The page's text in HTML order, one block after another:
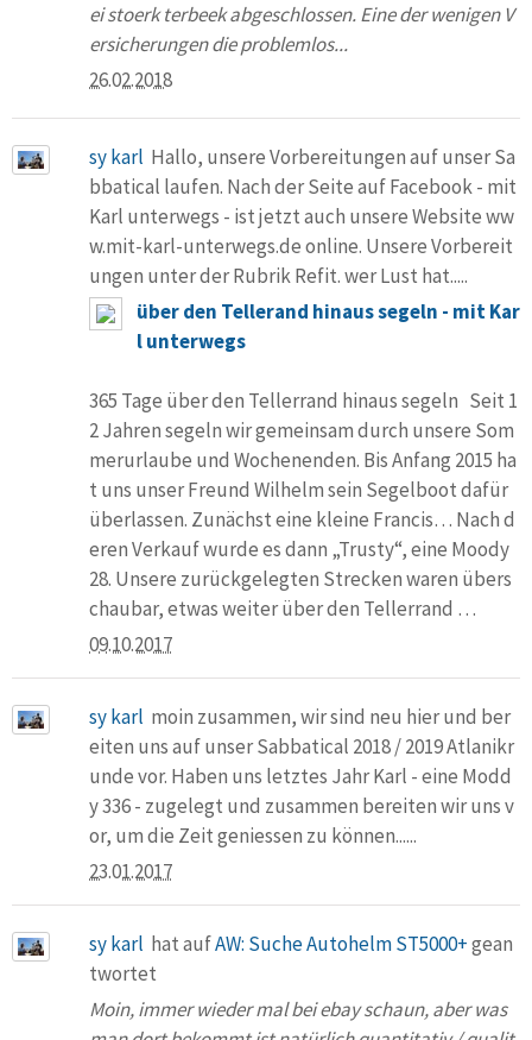
ei stoerk terbeek abgeschlossen. Eine der wenigen V
ersicherungen die problemlos...
26.02.2018
sy karl Hallo, unsere Vorbereitungen auf unser Sa
bbatical laufen. Nach der Seite auf Facebook - mit
Karl unterwegs - ist jetzt auch unsere Website ww
w.mit-karl-unterwegs.de online. Unsere Vorbereit
ungen unter der Rubrik Refit. wer Lust hat.....
über den Tellerand hinaus segeln - mit Kar
l unterwegs
365 Tage über den Tellerrand hinaus segeln Seit 1
2 Jahren segeln wir gemeinsam durch unsere Som
merurlaube und Wochenenden. Bis Anfang 2015 ha
t uns unser Freund Wilhelm sein Segelboot dafür
überlassen. Zunächst eine kleine Francis… Nach d
eren Verkauf wurde es dann „Trusty“, eine Moody
28. Unsere zurückgelegten Strecken waren übers
chaubar, etwas weiter über den Tellerrand …
09.10.2017
sy karl moin zusammen, wir sind neu hier und ber
eiten uns auf unser Sabbatical 2018 / 2019 Atlanikr
unde vor. Haben uns letztes Jahr Karl - eine Modd
y 336 - zugelegt und zusammen bereiten wir uns v
or, um die Zeit geniessen zu können......
23.01.2017
sy karl hat aufAW: Suche Autohelm ST5000+gean
twortet
Moin, immer wieder mal bei ebay schaun, aber was